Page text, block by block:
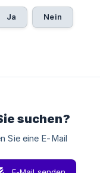
Ja Nein
suchen?
Sie eine E-Mail